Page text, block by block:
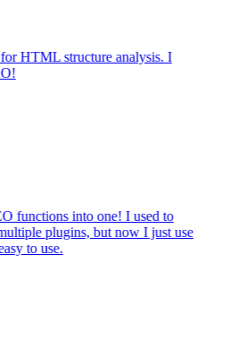
HTML structure analysis. I
functions into one! I used to
plugins, but now I just use
to use.